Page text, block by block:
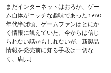
まだインターネットはおろか、ゲー
ム自体がニッチな趣味であった1980
年代半ば頃、ゲームファンはとにか
く情報に飢えていた。今からは信じ
られない話かもしれないが、新製品
情報を発売前に知る手段は一切な
く、店[…]